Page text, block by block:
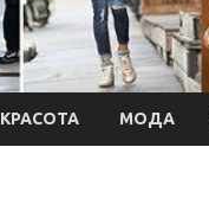
КРАСОТА МОДА